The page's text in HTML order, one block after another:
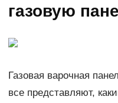
газовую
Газовая варочная
все представляют,